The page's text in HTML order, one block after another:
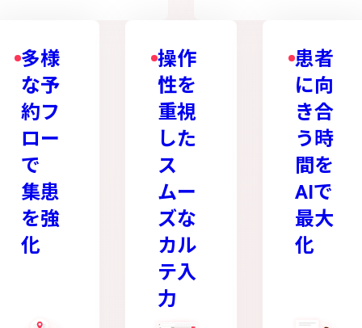
多様
な予
約フ
ロー
で
集患
を強
化
操作
性を
重視
した
ス
ムー
ズな
カル
テ入
力
患者
に向
き合
う時
間を
AIで
最大
化